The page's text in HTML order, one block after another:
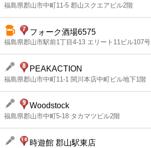
福島県郡山市中町11-5 郡山スクエアビル2階
フォーク酒場6575
福島県郡山市駅前1丁目4-13 エリート11ビル107号
PEAKACTION
福島県郡山市中町11-1 関川本店中町ビル地下1階
Woodstock
福島県郡山市中町5-18 タカマツビル2階
時遊館 郡山駅東店